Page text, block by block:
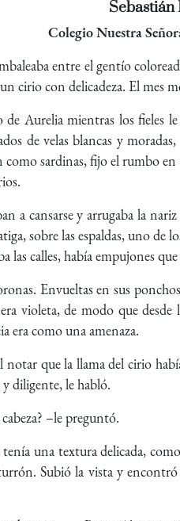
Sebastián
Colegio Nuestra
entre el gentío
cirio con delicadeza. El mes
Aurelia mientras los fieles
de velas blancas y
como sardinas, fijo el rumbo
a cansarse y arrugaba la
sobre las espaldas, uno de
las calles, había empujones
Envueltas en sus
violeta, de modo que
era como una amenaza.
notar que la llama del cirio
diligente, le habló.
–le preguntó.
una textura delicada,
Subió la vista y encontró